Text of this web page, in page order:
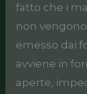
fatto che i
non
emesso dai
avviene in
aperte,